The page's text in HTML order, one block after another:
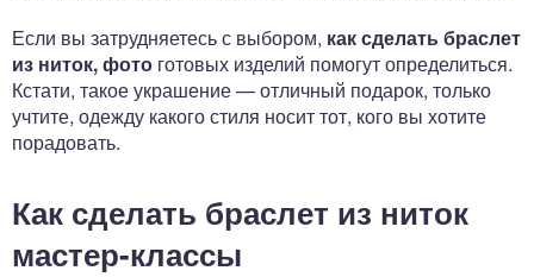
Если вы затрудняетесь с выбором, как сделать браслет
из ниток, фото готовых изделий помогут определиться.
Кстати, такое украшение — отличный подарок, только
учтите, одежду какого стиля носит тот, кого вы хотите
порадовать.
Как сделать браслет из ниток
мастер-классы